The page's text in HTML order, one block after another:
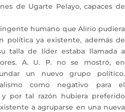
de Ugarte Pelayo, capaces de
humano que Alirio pudiera
política ya existente, además de
talla de líder estaba llamada a
A. U. P. no se mostró, en
un nuevo grupo político.
como negativo para el
por tal razón hubiera preferido
a agruparse en una nueva